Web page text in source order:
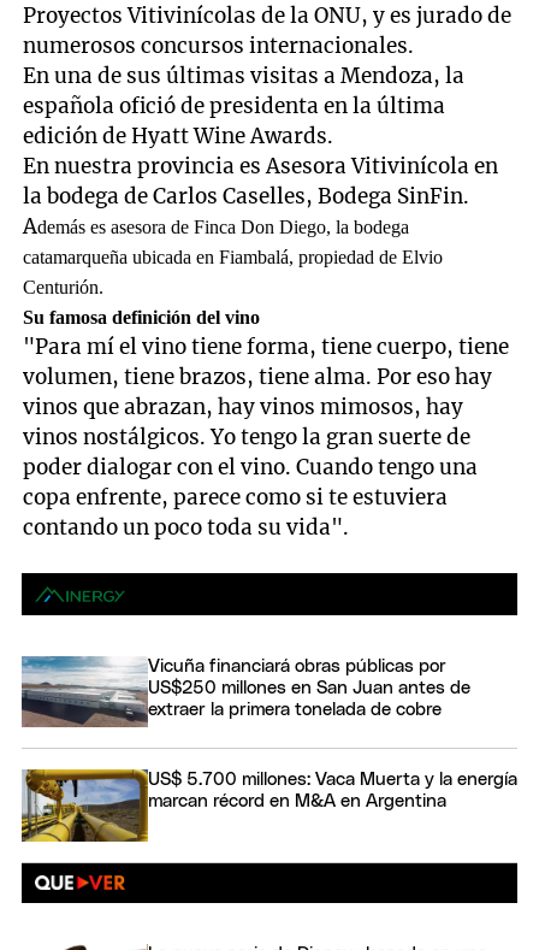
Proyectos Vitivinícolas de la ONU, y es jurado de
numerosos concursos internacionales.
En una de sus últimas visitas a Mendoza, la
española ofició de presidenta en la última
edición de Hyatt Wine Awards.
En nuestra provincia es Asesora Vitivinícola en
la bodega de Carlos Caselles, Bodega SinFin.
Además es asesora de Finca Don Diego, la bodega
catamarqueña ubicada en Fiambalá, propiedad de Elvio
Centurión.
Su famosa definición del vino
"Para mí el vino tiene forma, tiene cuerpo, tiene
volumen, tiene brazos, tiene alma. Por eso hay
vinos que abrazan, hay vinos mimosos, hay
vinos nostálgicos. Yo tengo la gran suerte de
poder dialogar con el vino. Cuando tengo una
copa enfrente, parece como si te estuviera
contando un poco toda su vida".
Vicuña financiará obras públicas por
US$250 millones en San Juan antes de
extraer la primera tonelada de cobre
US$ 5.700 millones: Vaca Muerta y la energía
marcan récord en M&A en Argentina